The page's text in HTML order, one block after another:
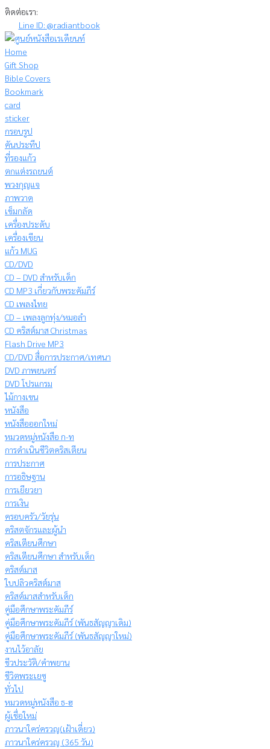
Skip
content
ติดต่อเรา:
Line ID: @radiantbook
Home
Gift Shop
Bible Covers
Bookmark
card
sticker
กรอบรูป
คันประทีป
ที่รองแก้ว
ตกแต่งรถยนต์
พวงกุญแจ
ภาพวาด
เข็มกลัด
เครื่องประดับ
เครื่องเขียน
แก้ว MUG
CD/DVD
CD – DVD สำหรับเด็ก
CD MP3 เกี่ยวกับพระคัมภีร์
CD เพลงไทย
CD – เพลงลูกทุ่ง/หมอลำ
CD คริสต์มาส Christmas
Flash Drive MP3
CD/DVD สื่อการประกาศ/เทศนา
DVD ภาพยนตร์
DVD โปรแกรม
ไม้กางเขน
หนังสือ
หนังสือออกใหม่
หมวดหมู่หนังสือ ก-ท
การดำเนินชีวิตคริสเตียน
การประกาศ
การอธิษฐาน
การเยียวยา
การเงิน
ครอบครัว/วัยรุ่น
คริสตจักรและผู้นำ
คริสเตียนศึกษา
คริสเตียนศึกษา สำหรับเด็ก
คริสต์มาส
ใบปลิวคริสต์มาส
คริสต์มาสสำหรับเด็ก
คู่มือศึกษาพระคัมภีร์
คู่มือศึกษาพระคัมภีร์ (พันธสัญญาเดิม)
คู่มือศึกษาพระคัมภีร์ (พันธสัญญาใหม่)
งานไว้อาลัย
ชีวประวัติ/คำพยาน
ชีวิตพระเยซู
ทั่วไป
หมวดหมู่หนังสือ ธ-ฮ
ผู้เชื่อใหม่
ภาวนาใคร่ครวญ(เฝ้าเดี่ยว)
ภาวนาใคร่ครวญ (365 วัน)